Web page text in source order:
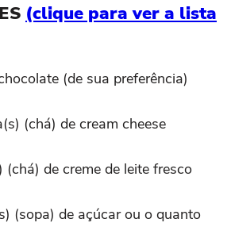
(clique para ver a lista
(de sua preferência)
(chá) de cream cheese
(chá) de creme de leite fresco
(sopa) de açúcar ou o quanto